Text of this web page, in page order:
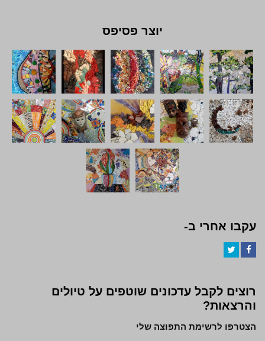
יוצר פסיפס
עקבו אחרי ב-
רוצים לקבל עדכונים שוטפים על טיולים
והרצאות?
הצטרפו לרשימת התפוצה שלי